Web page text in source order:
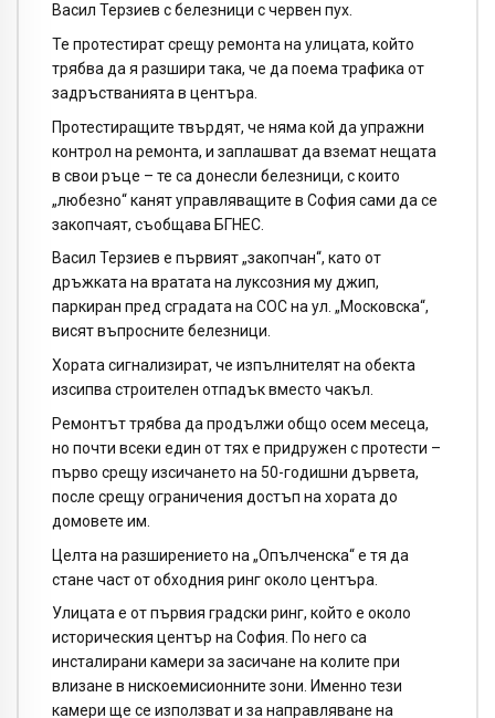
Васил Терзиев с белезници с червен пух.
Те протестират срещу ремонта на улицата, който
трябва да я разшири така, че да поема трафика от
задръстванията в центъра.
Протестиращите твърдят, че няма кой да упражни
контрол на ремонта, и заплашват да вземат нещата
в свои ръце – те са донесли белезници, с които
„любезно“ канят управляващите в София сами да се
закопчаят, съобщава БГНЕС.
Васил Терзиев е първият „закопчан“, като от
дръжката на вратата на луксозния му джип,
паркиран пред сградата на СОС на ул. „Московска“,
висят въпросните белезници.
Хората сигнализират, че изпълнителят на обекта
изсипва строителен отпадък вместо чакъл.
Ремонтът трябва да продължи общо осем месеца,
но почти всеки един от тях е придружен с протести –
първо срещу изсичането на 50-годишни дървета,
после срещу ограничения достъп на хората до
домовете им.
Целта на разширението на „Опълченска“ е тя да
стане част от обходния ринг около центъра.
Улицата е от първия градски ринг, който е около
историческия център на София. По него са
инсталирани камери за засичане на колите при
влизане в нискоемисионните зони. Именно тези
камери ще се използват и за направляване на